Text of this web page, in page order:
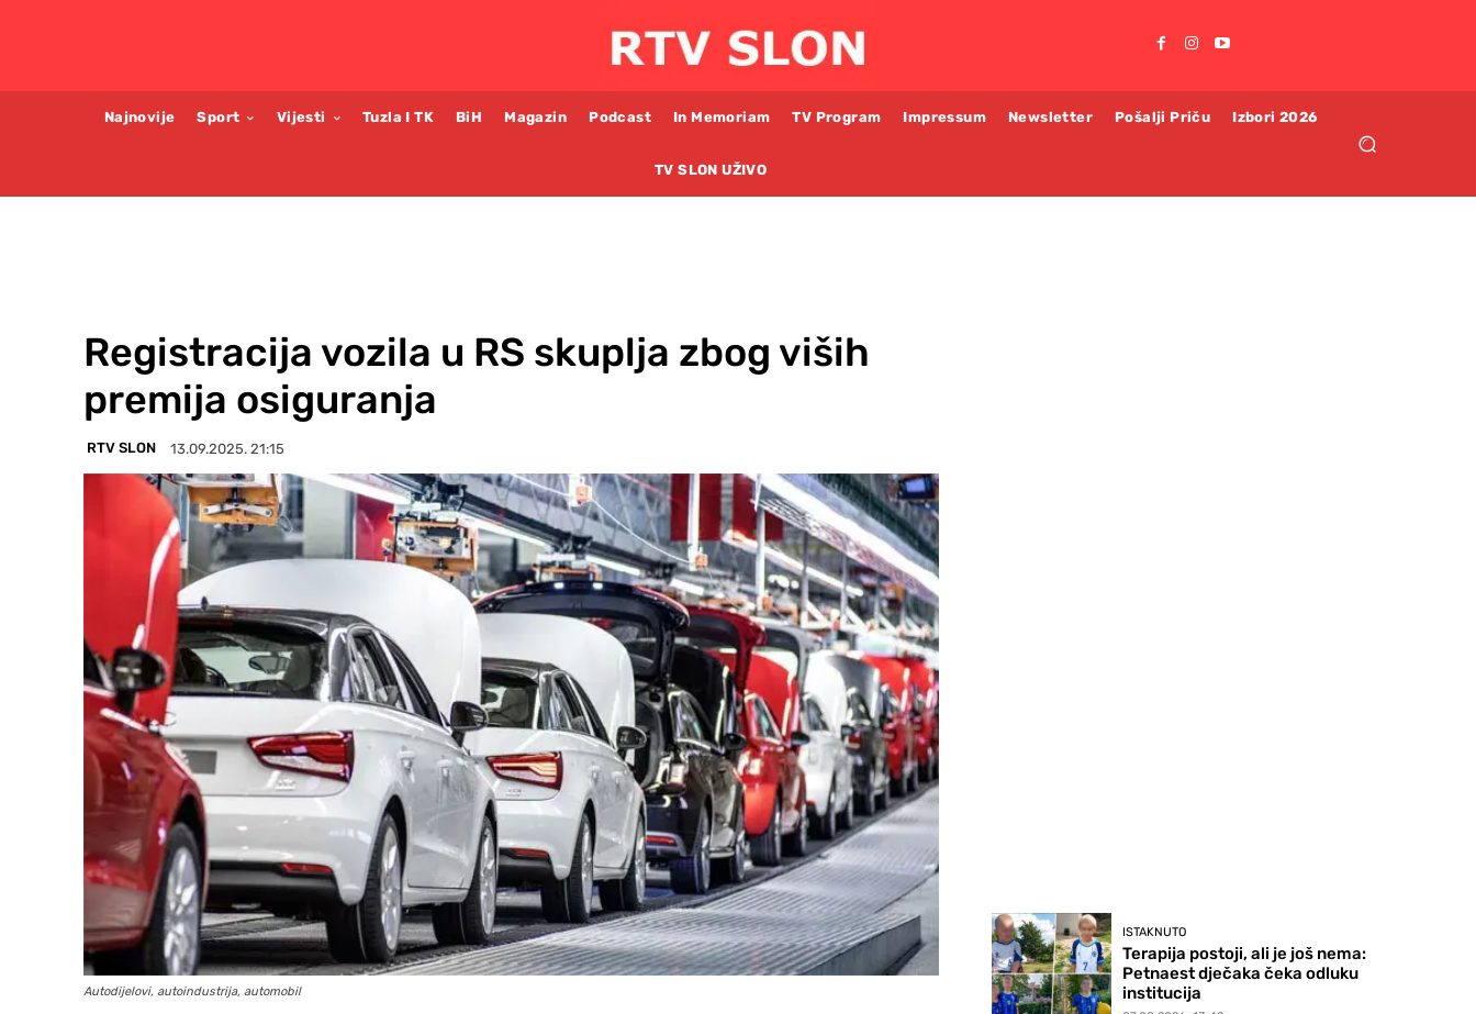
Najnovije Sport Vijesti Tuzla I TK BiH Magazin Podcast In Memoriam TV Program Impressum Newsletter Pošalji Priču Izbori 2026
TV SLON UŽIVO
Registracija vozila u RS skuplja zbog viših
premija osiguranja
RTV SLON 13.09.2025. 21:15
Autodijelovi, autoindustrija, automobil
ISTAKNUTO
Terapija postoji, ali je još nema:
Petnaest dječaka čeka odluku
institucija